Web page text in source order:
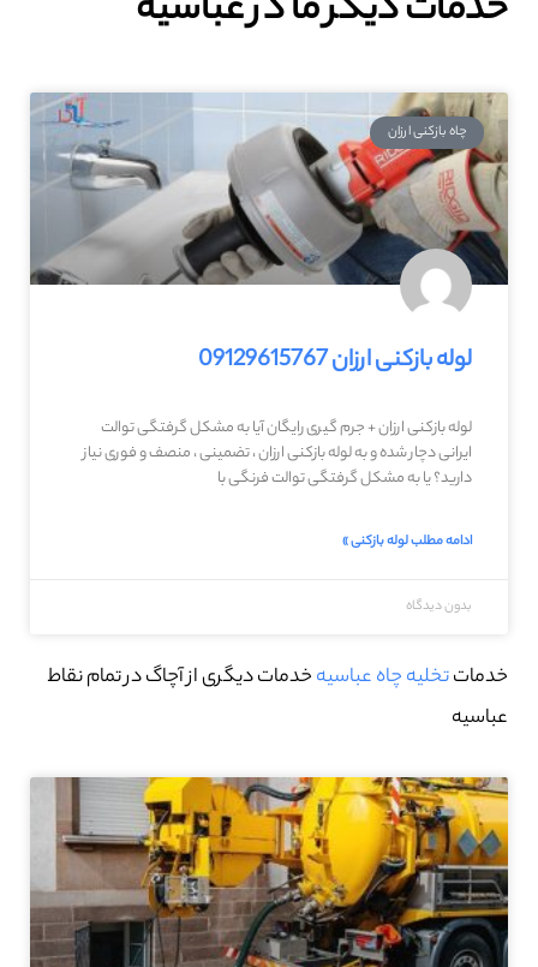
چاه بازکنی ارزان
لوله بازکنی ارزان 09129615767
لوله بازکنی ارزان + جرم گیری رایگان آیا به مشکل گرفتگی توالت
ایرانی دچار شده و به لوله بازکنی ارزان ، تضمینی ، منصف و فوری نیاز
دارید؟ یا به مشکل گرفتگی توالت فرنگی با
ادامه مطلب لوله بازکنی »
بدون دیدگاه
خدماتتخلیه چاه عباسیهخدمات دیگری از آچاگ در تمام نقاط
عباسیه